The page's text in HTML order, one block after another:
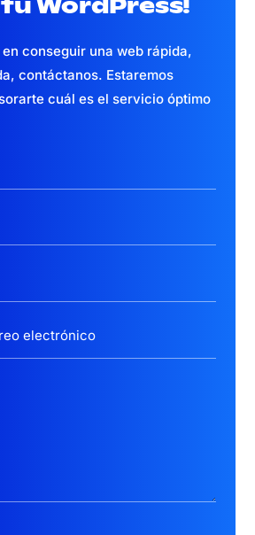
conseguir una web rápida,
contáctanos. Estaremos
cuál es el servicio óptimo